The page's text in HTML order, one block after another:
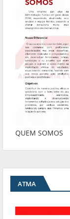
QUEM SOMOS
ATMA